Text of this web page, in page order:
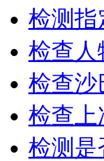
检测指
检查人
检查沙
检查上
检测是